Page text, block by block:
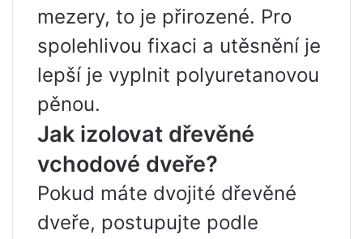
mezery, to je přirozené. Pro
spolehlivou fixaci a utěsnění je
lepší je vyplnit polyuretanovou
pěnou.
Jak izolovat dřevěné
vchodové dveře?
Pokud máte dvojité dřevěné
dveře, postupujte podle